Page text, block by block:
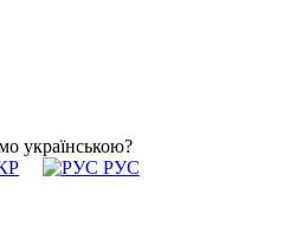
українською?
РУС